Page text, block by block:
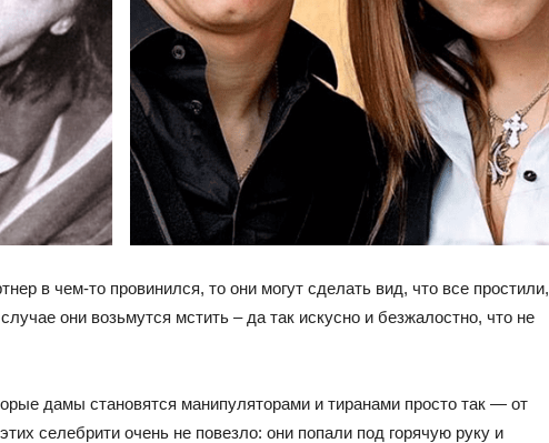
в чем-то провинился, то они могут сделать вид, что все простили,
они возьмутся мстить – да так искусно и безжалостно, что не
дамы становятся манипуляторами и тиранами просто так — от
селебрити очень не повезло: они попали под горячую руку и